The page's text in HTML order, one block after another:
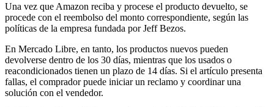
Una vez que Amazon reciba y procese el producto devuelto, se
procede con el reembolso del monto correspondiente, según las
políticas de la empresa fundada por Jeff Bezos.
En Mercado Libre, en tanto, los productos nuevos pueden
devolverse dentro de los 30 días, mientras que los usados o
reacondicionados tienen un plazo de 14 días. Si el artículo presenta
fallas, el comprador puede iniciar un reclamo y coordinar una
solución con el vendedor.